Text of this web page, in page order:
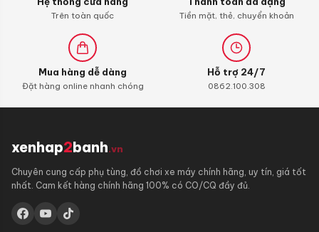
con)
Trên toàn quốc Tiền mặt, thẻ, chuyển khoản
Mua hàng dễ dàng
Đặt hàng online nhanh chóng
Hỗ trợ 24/7
0862.100.308
xenhap2banh.vn
Chuyên cung cấp phụ tùng, đồ chơi xe máy chính hãng, uy tín, giá tốt
nhất. Cam kết hàng chính hãng 100% có CO/CQ đầy đủ.